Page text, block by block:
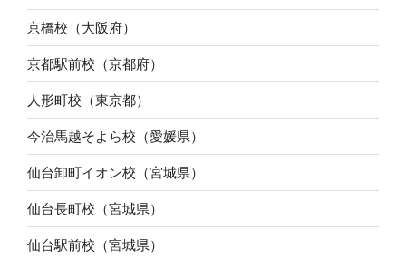
京橋校（大阪府）
京都駅前校（京都府）
人形町校（東京都）
今治馬越そよら校（愛媛県）
仙台卸町イオン校（宮城県）
仙台長町校（宮城県）
仙台駅前校（宮城県）